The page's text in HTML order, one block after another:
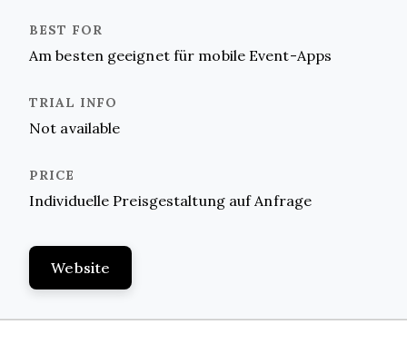
Am besten geeignet für mobile Event-Apps
Not available
Individuelle Preisgestaltung auf Anfrage
Website